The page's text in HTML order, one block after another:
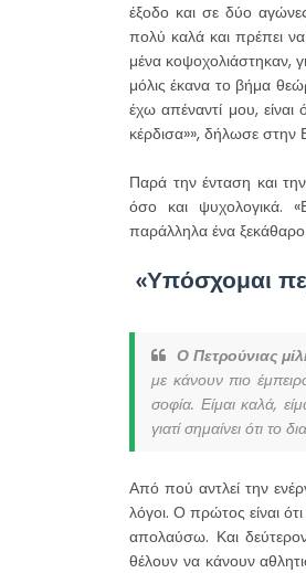
έξοδο και σε δύο
πολύ καλά και πρέπει
μένα κοψοχολιάστηκαν,
μόλις έκανα το βήμα
έχω απέναντί μου,
κέρδισα»», δήλωσε
Παρά την ένταση και
όσο και ψυχολογικά.
παράλληλα ένα ξεκάθαρο
«Υπόσχομαι
Ο Πετρούνιας
με κάνουν πιο
σοφία. Είμαι καλά,
γιατί σημαίνει ότι
Από πού αντλεί την
λόγοι. Ο πρώτος είναι
απολαύσω. Και
θέλουν να κάνουν